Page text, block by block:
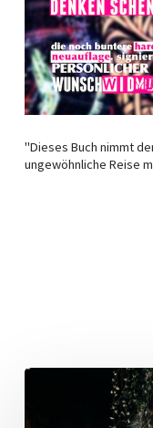
"Dieses Buch nimmt
ungewöhnliche Reise